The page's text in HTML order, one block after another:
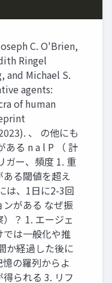
C. O'Brien,
Ringel
and Michael S.
agents:
of human
、 の他にも
ある n a l P （ 計
ガー、頻度 1. 重
る閾値を超え
は、1日に2-3回
がある なぜ振
？ 1. エージェ
では一般化や推
か経過した後に
の羅列からよ
られる 3. リフ